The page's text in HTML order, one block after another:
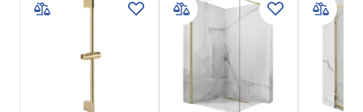
Начин на монтаж
повърхностен монтаж
mm
1205mm
Информация за безопасност
Safety_Information_Shower_set.pdf
Warranty_Terms_and_Conditions_Faucets_-_5.pdf